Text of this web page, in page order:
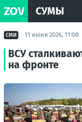
ZOV СУМЫ
СМИ 11 июня 2026, 11:08
ВСУ
на фронте